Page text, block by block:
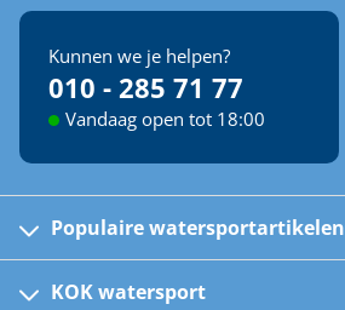
Kunnen we je helpen?
010 - 285 71 77
Vandaag open tot 18:00
Populaire watersportartikelen
Kinder reddingsvesten
KOK watersport